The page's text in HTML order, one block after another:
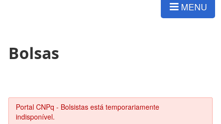
MENU
Bolsas
Portal CNPq - Bolsistas está temporariamente
indisponível.